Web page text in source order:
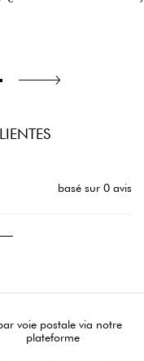
basé sur 0 avis